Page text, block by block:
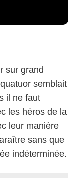
sur grand
semblait
il ne faut
les héros de la
leur manière
sans que
indéterminée.